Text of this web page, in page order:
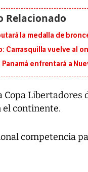
la medalla de
Carrasquilla vuelve al
enfrentará a
Copa
continente.
competencia